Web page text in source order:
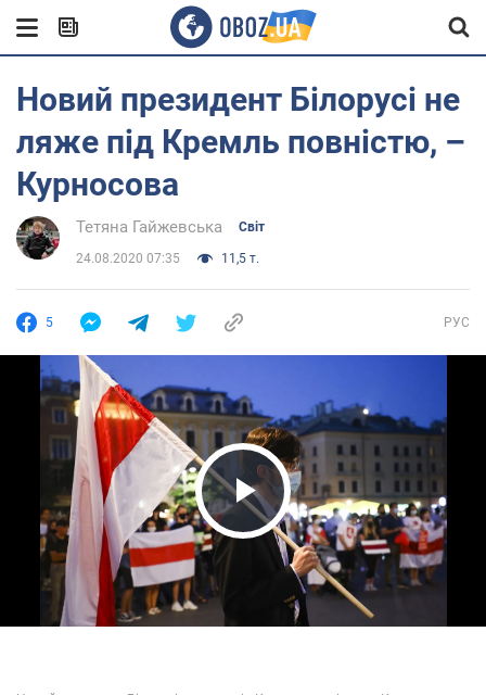
Новий президент Білорусі не
ляже під Кремль повністю, –
Курносова
Тетяна Гайжевська Світ
24.08.2020 07:35 11,5 т.
5 РУС
Play Video